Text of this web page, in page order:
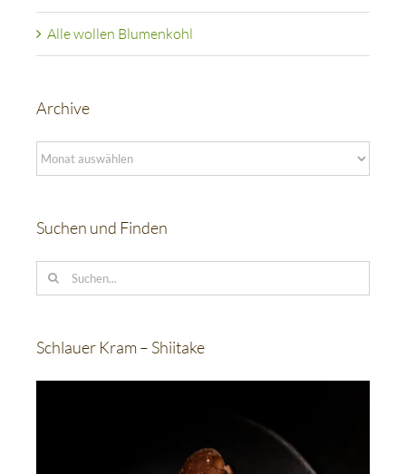
Alle wollen Blumenkohl
Archive
Archive
Suchen und Finden
Suche
nach:
Schlauer Kram – Shiitake